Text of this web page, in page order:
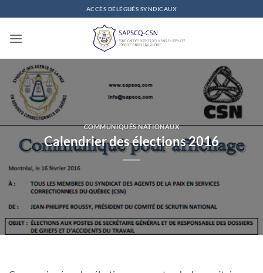
au
contenu
ACCÈS DÉLÉGUÉS SYNDICAUX
COMMUNIQUÉS NATIONAUX
Calendrier des élections 2016